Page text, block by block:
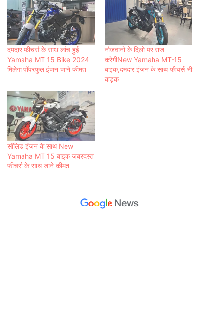
दमदार फीचर्स के साथ लांच हुई
Yamaha MT 15 Bike 2024
मिलेगा पॉवरफुल इंजन जाने कीमत
नौजवानो के दिलो पर राज
करेगीNew Yamaha MT-15
बाइक,दमदार इंजन के साथ फीचर्स भी
कड़क
सॉलिड इंजन के साथ New
Yamaha MT 15 बाइक जबरदस्त
फीचर्स के साथ जाने कीमत